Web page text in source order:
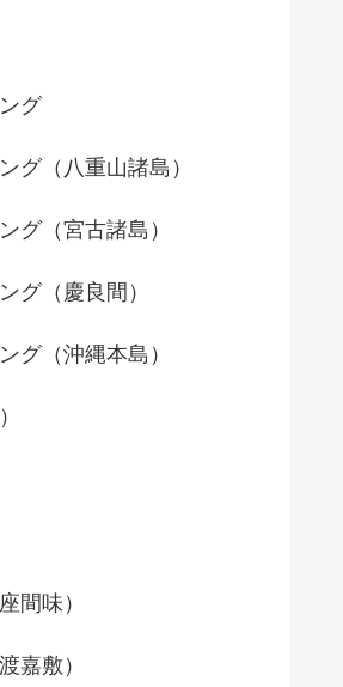
グ
グ（八重山諸島）
グ（宮古諸島）
グ（慶良間）
グ（沖縄本島）
間味）
嘉敷）